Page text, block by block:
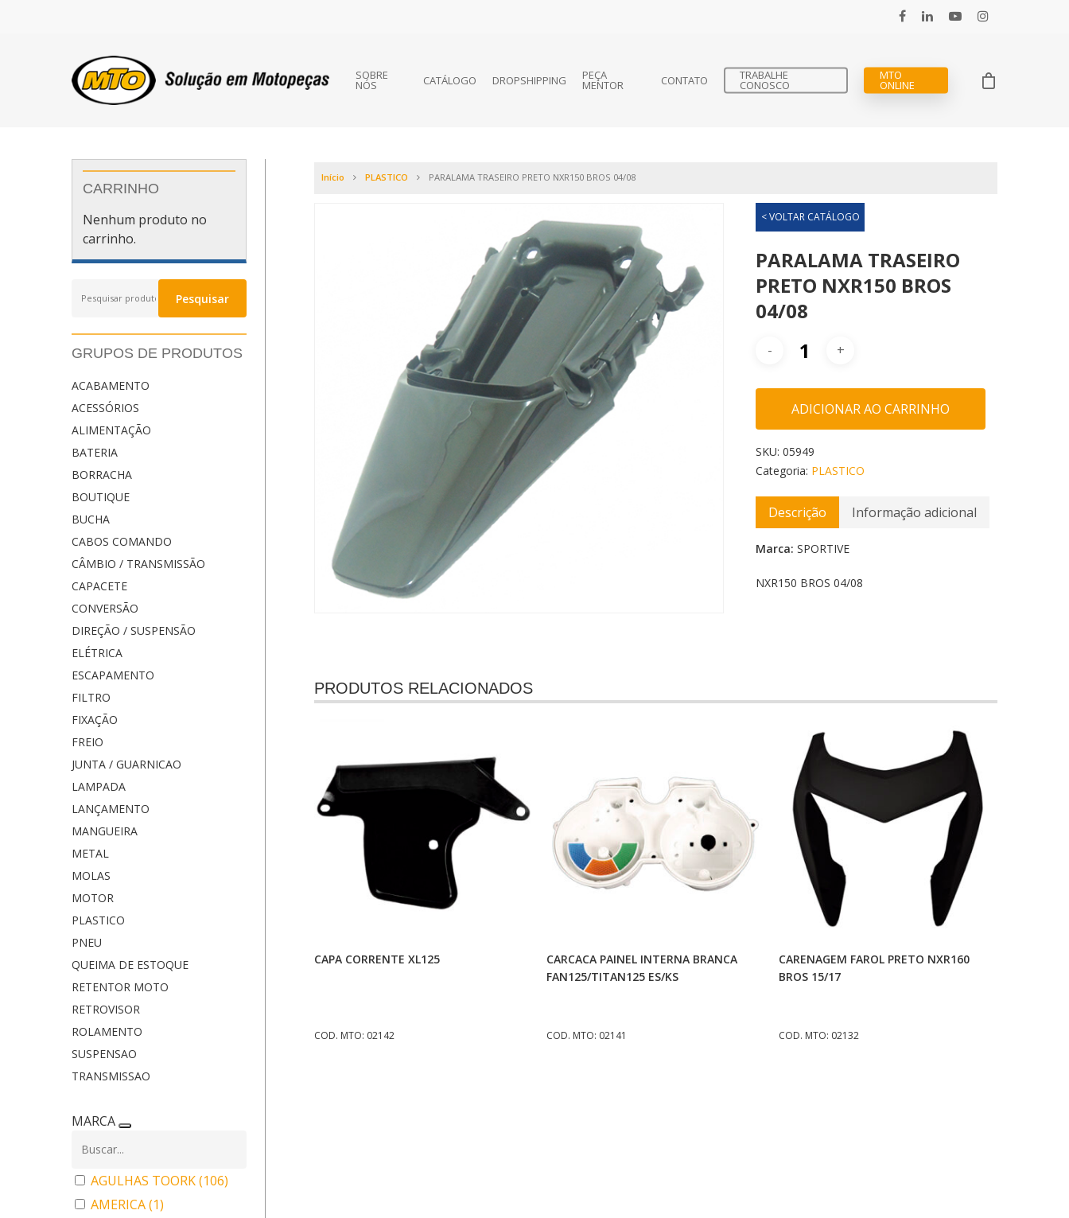
SOBRE
NÓS CATÁLOGO DROPSHIPPING PEÇA
MENTOR CONTATO TRABALHE
CONOSCO
MTO
ONLINE
CARRINHO
Nenhum produto no
carrinho.
por:
Pesquisar
GRUPOS DE PRODUTOS
ACABAMENTO
ACESSÓRIOS
ALIMENTAÇÃO
BATERIA
BORRACHA
BOUTIQUE
BUCHA
CABOS COMANDO
CÂMBIO / TRANSMISSÃO
CAPACETE
CONVERSÃO
DIREÇÃO / SUSPENSÃO
ELÉTRICA
ESCAPAMENTO
FILTRO
FIXAÇÃO
FREIO
JUNTA / GUARNICAO
LAMPADA
LANÇAMENTO
MANGUEIRA
METAL
MOLAS
MOTOR
PLASTICO
PNEU
QUEIMA DE ESTOQUE
RETENTOR MOTO
RETROVISOR
ROLAMENTO
SUSPENSAO
TRANSMISSAO
MARCA
AGULHAS TOORK(106)
AMERICA(1)
Início PLASTICO PARALAMA TRASEIRO PRETO NXR150 BROS 04/08
< VOLTAR CATÁLOGO
PARALAMA TRASEIRO
PRETO NXR150 BROS
04/08
ADICIONAR AO CARRINHO
SKU:05949
Categoria: PLASTICO
Descrição Informação adicional
Marca: SPORTIVE
NXR150 BROS 04/08
PRODUTOS RELACIONADOS
Adicionar Ao Carrinho
CAPA CORRENTE XL125
COD. MTO: 02142
Adicionar Ao Carrinho
CARCACA PAINEL INTERNA BRANCA
FAN125/TITAN125 ES/KS
COD. MTO: 02141
Adicionar Ao Carrinho
CARENAGEM FAROL PRETO NXR160
BROS 15/17
COD. MTO: 02132